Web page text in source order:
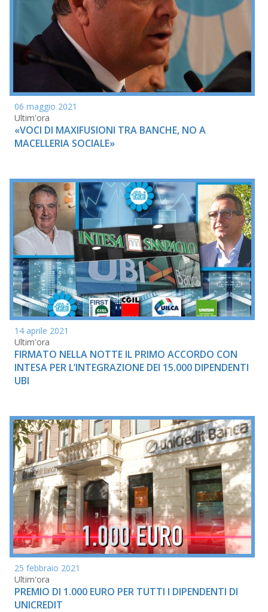
06 maggio 2021
Ultim'ora
«VOCI DI MAXIFUSIONI TRA BANCHE, NO A
MACELLERIA SOCIALE»
14 aprile 2021
Ultim'ora
FIRMATO NELLA NOTTE IL PRIMO ACCORDO CON
INTESA PER L’INTEGRAZIONE DEI 15.000 DIPENDENTI
UBI
25 febbraio 2021
Ultim'ora
PREMIO DI 1.000 EURO PER TUTTI I DIPENDENTI DI
UNICREDIT